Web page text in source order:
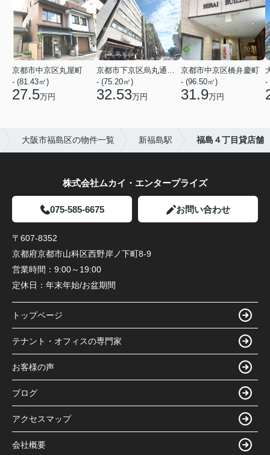
京都市中京区丸屋町
- (81.43㎡)
27.5万円
京都市下京区烏丸通五条上る五条烏丸町
- (75.20㎡)
32.53万円
京都市中京区橋弁慶町
- (96.50㎡)
31.9万円
-
大阪市福島区の物件一覧 新福島駅 福島４丁目貸店舗
株式会社ムカイ・エンタープライズ
075-585-6675 お問い合わせ
〒607-8352
京都府京都市山科区西野岸ノ下町8-9
営業時間： 9:00～19:00
定休日： 年末年始/お盆期間
トップページ
テナント・オフィスの専門家
お客様の声
ブログ
アクセスマップ
会社概要